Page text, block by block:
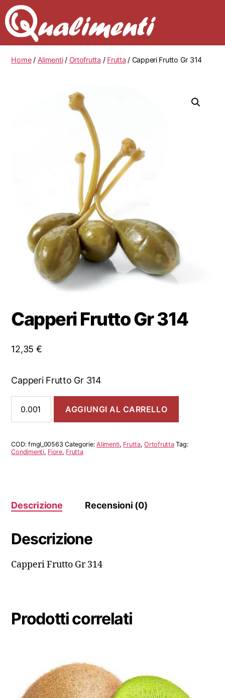
Home/ Alimenti/ Ortofrutta / Frutta / Capperi Frutto Gr 314
Capperi Frutto Gr 314
12,35 €
Capperi Frutto Gr 314
Frutto
Gr
quantità
AGGIUNGI AL CARRELLO
COD:fmgl_00563 Categorie:Alimenti, Frutta,Ortofrutta Tag:
Condimenti, Fiore, Frutta
Descrizione Recensioni (0)
Descrizione
Capperi Frutto Gr 314
Prodotti correlati